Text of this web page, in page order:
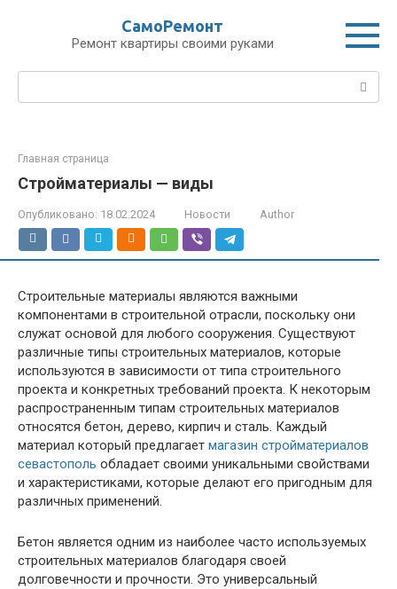
СамоРемонт
Ремонт квартиры своими руками
Поиск:
Главная страница
Стройматериалы — виды
Опубликовано: 18.02.2024 Новости Author
Строительные материалы являются важными
компонентами в строительной отрасли, поскольку они
служат основой для любого сооружения. Существуют
различные типы строительных материалов, которые
используются в зависимости от типа строительного
проекта и конкретных требований проекта. К некоторым
распространенным типам строительных материалов
относятся бетон, дерево, кирпич и сталь. Каждый
материал который предлагает магазин стройматериалов
севастополь обладает своими уникальными свойствами
и характеристиками, которые делают его пригодным для
различных применений.
Бетон является одним из наиболее часто используемых
строительных материалов благодаря своей
долговечности и прочности. Это универсальный